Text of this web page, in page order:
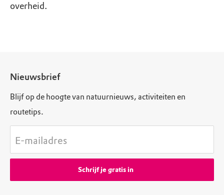
overheid.
Nieuwsbrief
Blijf op de hoogte van natuurnieuws, activiteiten en
routetips.
E-mailadres
Schrijf je gratis in